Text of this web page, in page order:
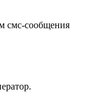
смс-сообщения